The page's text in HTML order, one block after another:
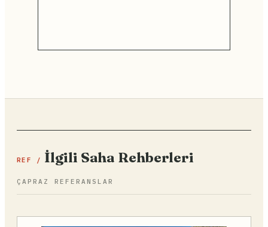
REF / İlgili Saha Rehberleri
ÇAPRAZ REFERANSLAR